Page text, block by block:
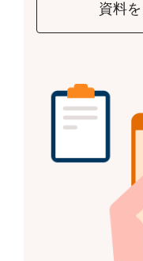
資料